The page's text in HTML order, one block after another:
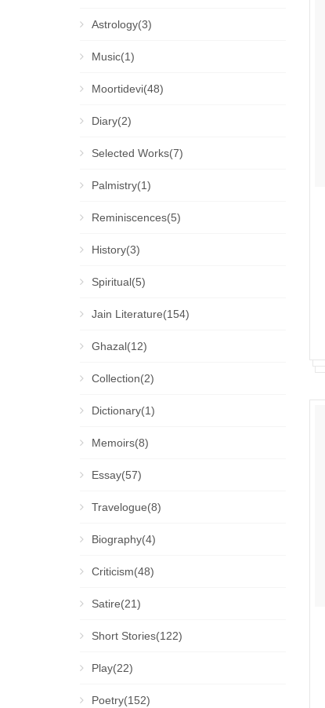
Astrology(3)
Music(1)
Moortidevi(48)
Diary(2)
Selected Works(7)
Palmistry(1)
Reminiscences(5)
History(3)
Spiritual(5)
Jain Literature(154)
Ghazal(12)
Collection(2)
Dictionary(1)
Memoirs(8)
Essay(57)
Travelogue(8)
Biography(4)
Criticism(48)
Satire(21)
Short Stories(122)
Play(22)
Poetry(152)